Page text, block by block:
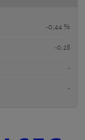
-0,44 %
-0,28
-
-